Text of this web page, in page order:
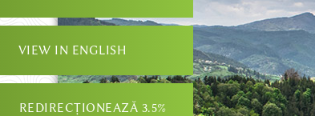
VIEW IN ENGLISH
REDIRECȚIONEAZĂ 3.5%